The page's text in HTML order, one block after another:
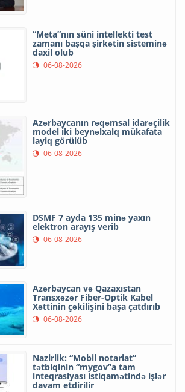
“Meta”nın süni intellekti test
zamanı başqa şirkətin sisteminə
daxil olub
06-08-2026
Azərbaycanın rəqəmsal idarəçilik
model iki beynəlxalq mükafata
layiq görülüb
06-08-2026
DSMF 7 ayda 135 minə yaxın
elektron arayış verib
06-08-2026
Azərbaycan və Qazaxıstan
Transxəzər Fiber-Optik Kabel
Xəttinin çəkilişini başa çatdırıb
06-08-2026
Nazirlik: “Mobil notariat”
tətbiqinin “mygov”a tam
inteqrasiyası istiqamətində işlər
davam etdirilir